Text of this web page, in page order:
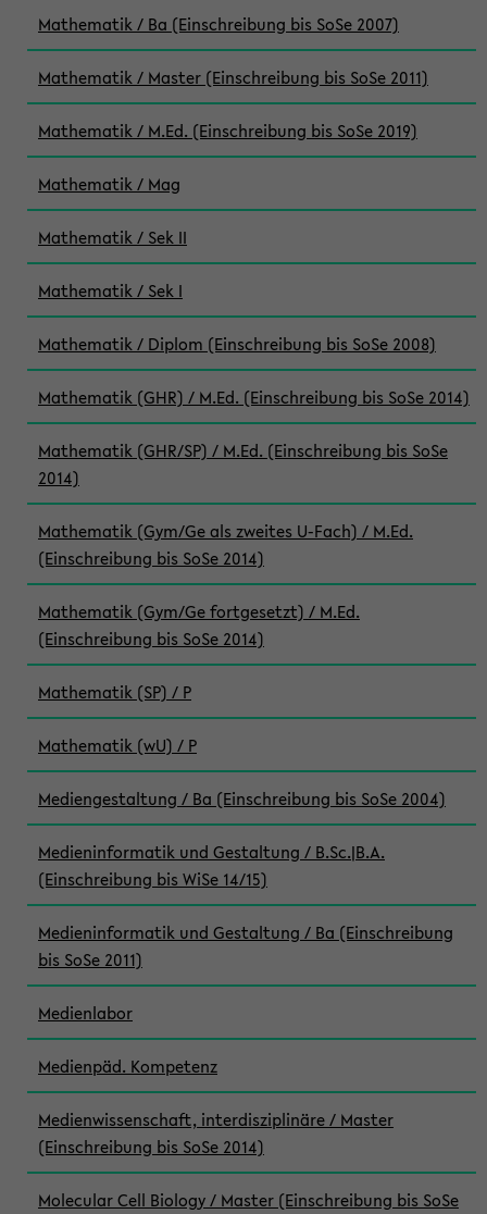
Mathematik / Ba (Einschreibung bis SoSe 2007)
Mathematik / Master (Einschreibung bis SoSe 2011)
Mathematik / M.Ed. (Einschreibung bis SoSe 2019)
Mathematik / Mag
Mathematik / Sek II
Mathematik / Sek I
Mathematik / Diplom (Einschreibung bis SoSe 2008)
Mathematik (GHR) / M.Ed. (Einschreibung bis SoSe 2014)
Mathematik (GHR/SP) / M.Ed. (Einschreibung bis SoSe
2014)
Mathematik (Gym/Ge als zweites U-Fach) / M.Ed.
(Einschreibung bis SoSe 2014)
Mathematik (Gym/Ge fortgesetzt) / M.Ed.
(Einschreibung bis SoSe 2014)
Mathematik (SP) / P
Mathematik (wU) / P
Mediengestaltung / Ba (Einschreibung bis SoSe 2004)
Medieninformatik und Gestaltung / B.Sc.|B.A.
(Einschreibung bis WiSe 14/15)
Medieninformatik und Gestaltung / Ba (Einschreibung
bis SoSe 2011)
Medienlabor
Medienpäd. Kompetenz
Medienwissenschaft, interdisziplinäre / Master
(Einschreibung bis SoSe 2014)
Molecular Cell Biology / Master (Einschreibung bis SoSe